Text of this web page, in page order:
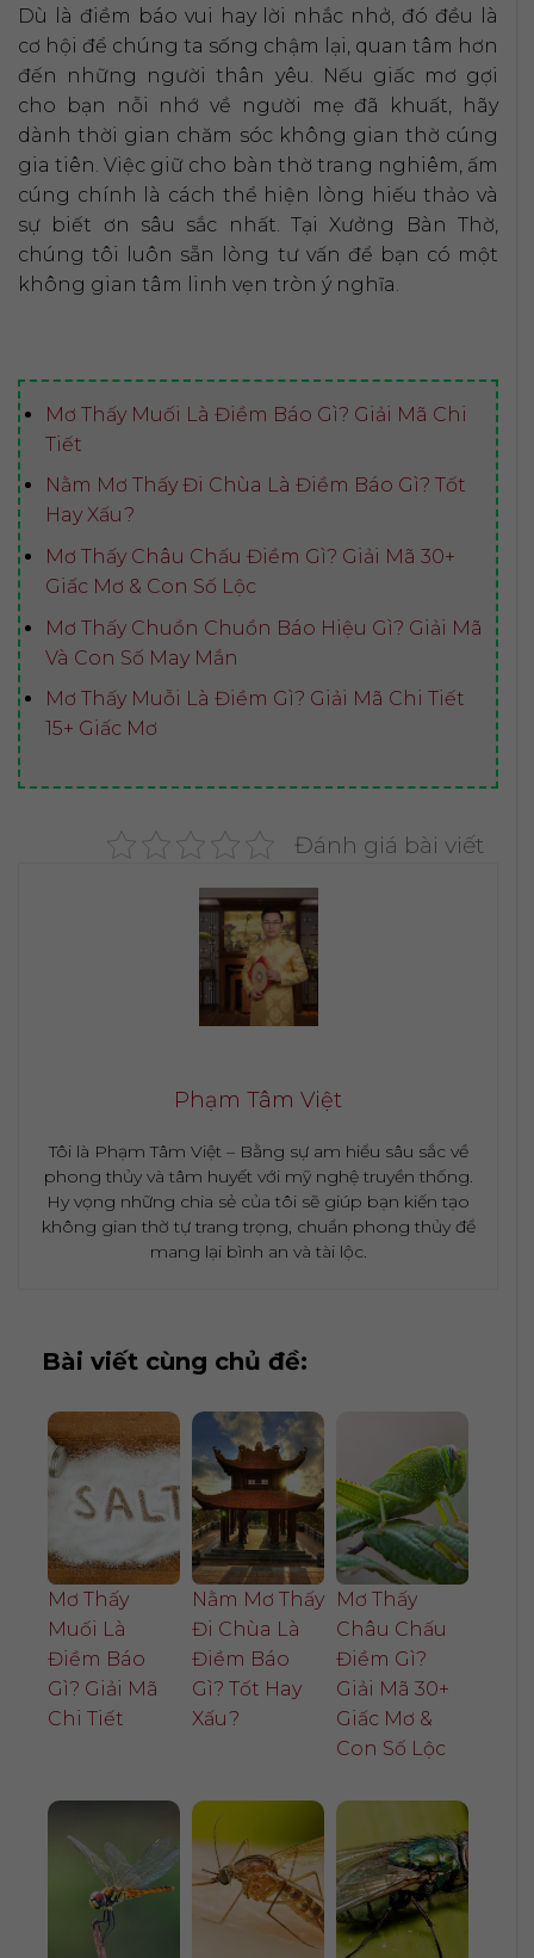
Dù là điềm báo vui hay lời nhắc nhở, đó đều là
cơ hội để chúng ta sống chậm lại, quan tâm hơn
đến những người thân yêu. Nếu giấc mơ gợi
cho bạn nỗi nhớ về người mẹ đã khuất, hãy
dành thời gian chăm sóc không gian thờ cúng
gia tiên. Việc giữ cho bàn thờ trang nghiêm, ấm
cúng chính là cách thể hiện lòng hiếu thảo và
sự biết ơn sâu sắc nhất. Tại Xưởng Bàn Thờ,
chúng tôi luôn sẵn lòng tư vấn để bạn có một
không gian tâm linh vẹn tròn ý nghĩa.
Mơ Thấy Muối Là Điềm Báo Gì? Giải Mã Chi
Tiết
Nằm Mơ Thấy Đi Chùa Là Điềm Báo Gì? Tốt
Hay Xấu?
Mơ Thấy Châu Chấu Điềm Gì? Giải Mã 30+
Giấc Mơ & Con Số Lộc
Mơ Thấy Chuồn Chuồn Báo Hiệu Gì? Giải Mã
Và Con Số May Mắn
Mơ Thấy Muỗi Là Điềm Gì? Giải Mã Chi Tiết
15+ Giấc Mơ
Đánh giá bài viết
Phạm Tâm Việt
Tôi là Phạm Tâm Việt – Bằng sự am hiểu sâu sắc về
phong thủy và tâm huyết với mỹ nghệ truyền thống.
Hy vọng những chia sẻ của tôi sẽ giúp bạn kiến tạo
không gian thờ tự trang trọng, chuẩn phong thủy để
mang lại bình an và tài lộc.
Bài viết cùng chủ đề:
Mơ Thấy
Muối Là
Điềm Báo
Gì? Giải Mã
Chi Tiết
Nằm Mơ Thấy
Đi Chùa Là
Điềm Báo
Gì? Tốt Hay
Xấu?
Mơ Thấy
Châu Chấu
Điềm Gì?
Giải Mã 30+
Giấc Mơ &
Con Số Lộc